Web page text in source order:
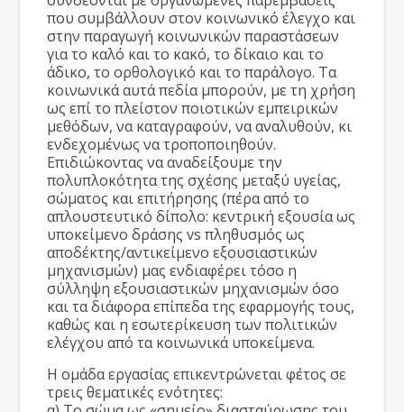
που συμβάλλουν στον κοινωνικό έλεγχο και
στην παραγωγή κοινωνικών παραστάσεων
για το καλό και το κακό, το δίκαιο και το
άδικο, το ορθολογικό και το παράλογο. Τα
κοινωνικά αυτά πεδία μπορούν, με τη χρήση
ως επί το πλείστον ποιοτικών εμπειρικών
μεθόδων, να καταγραφούν, να αναλυθούν, κι
ενδεχομένως να τροποποιηθούν.
Επιδιώκοντας να αναδείξουμε την
πολυπλοκότητα της σχέσης μεταξύ υγείας,
σώματος και επιτήρησης (πέρα από το
απλουστευτικό δίπολο: κεντρική εξουσία ως
υποκείμενο δράσης vs πληθυσμός ως
αποδέκτης/αντικείμενο εξουσιαστικών
μηχανισμών) μας ενδιαφέρει τόσο η
σύλληψη εξουσιαστικών μηχανισμών όσο
και τα διάφορα επίπεδα της εφαρμογής τους,
καθώς και η εσωτερίκευση των πολιτικών
ελέγχου από τα κοινωνικά υποκείμενα.
Η ομάδα εργασίας επικεντρώνεται φέτος σε
τρεις θεματικές ενότητες: